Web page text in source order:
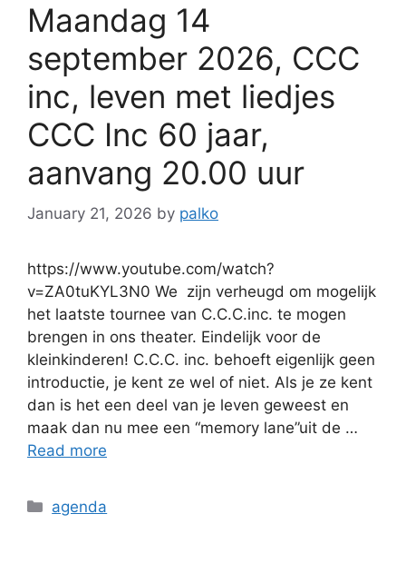
Maandag 14
september 2026, CCC
inc, leven met liedjes
CCC Inc 60 jaar,
aanvang 20.00 uur
January 21, 2026 by palko
https://www.youtube.com/watch?
v=ZA0tuKYL3N0 We zijn verheugd om mogelijk
het laatste tournee van C.C.C.inc. te mogen
brengen in ons theater. Eindelijk voor de
kleinkinderen! C.C.C. inc. behoeft eigenlijk geen
introductie, je kent ze wel of niet. Als je ze kent
dan is het een deel van je leven geweest en
maak dan nu mee een “memory lane”uit de …
Read more
agenda